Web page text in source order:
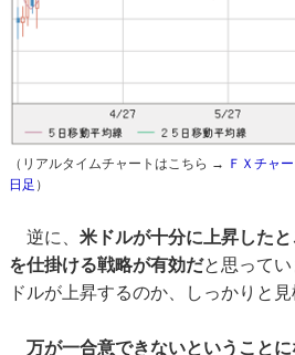
（リアルタイムチャートはこちら → ＦＸチャ
日足 ）
逆に、 米ドルが十分に上昇したと
を仕掛ける戦略が有効だと思って
ドルが上昇するのか、しっかりと見
万が一合意できないということ